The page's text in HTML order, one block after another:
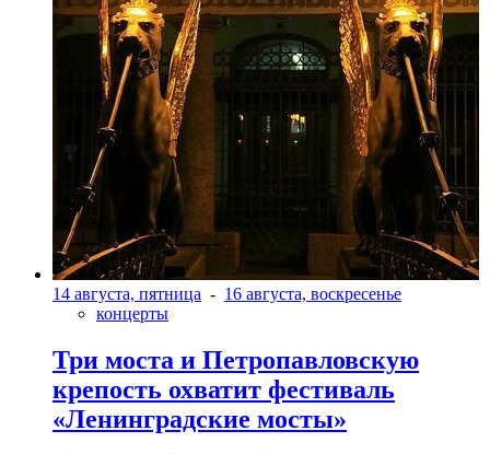
14 августа, пятница - 16 августа, воскресенье
концерты
Три моста и Петропавловскую
крепость охватит фестиваль
«Ленинградские мосты»